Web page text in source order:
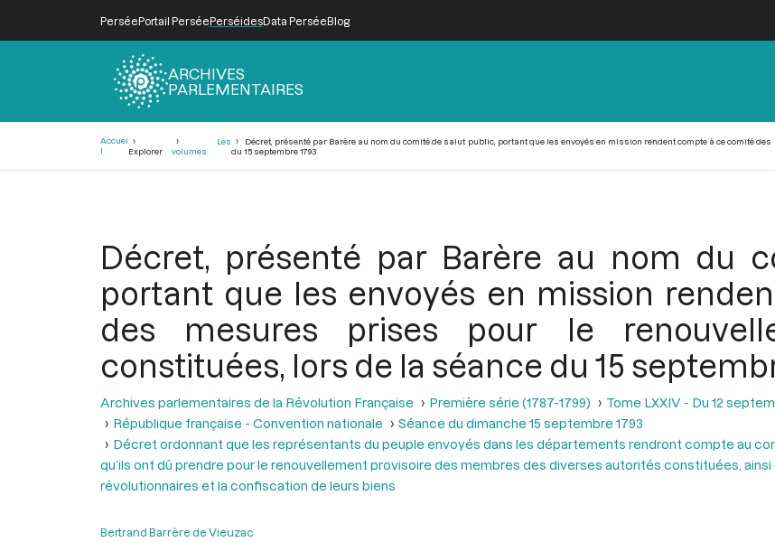
PerséePortail PerséePerséidesData PerséeBlog
ARCHIVES
PARLEMENTAIRES
Accuei
l
Explorer
Les
volumes
Décret, présenté par Barère au nom du comité de salut public, portant que les envoyés en mission rendent compte à ce comité
du 15 septembre 1793
Décret, présenté par Barère au nom du
portant que les envoyés en mission
des mesures prises pour le
constituées, lors de la séance du 15
Archives parlementaires de la Révolution Française Première série (1787-1799)
Tome LXXIV - Du 12
République française - Convention nationale
Séance du dimanche 15 septembre 1793
Décret ordonnant que les représentants du peuple envoyés dans les départements rendront compte au
qu’ils ont dû prendre pour le renouvellement provisoire des membres des diverses autorités constituées,
révolutionnaires et la confiscation de leurs biens
Bertrand Barrère de Vieuzac